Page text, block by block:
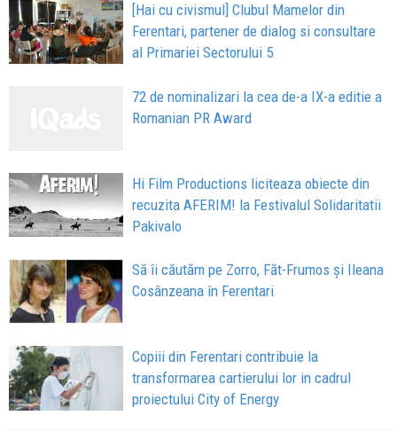
[Hai cu civismul] Clubul Mamelor din
Ferentari, partener de dialog si consultare
al Primariei Sectorului 5
72 de nominalizari la cea de-a IX-a editie a
Romanian PR Award
Hi Film Productions liciteaza obiecte din
recuzita AFERIM! la Festivalul Solidaritatii
Pakivalo
Să îi căutăm pe Zorro, Făt-Frumos și Ileana
Cosânzeana în Ferentari
Copiii din Ferentari contribuie la
transformarea cartierului lor in cadrul
proiectului City of Energy